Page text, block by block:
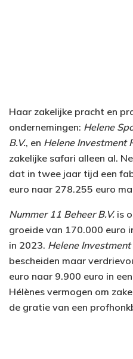
Haar zakelijke pracht en
ondernemingen: Helene
B.V., en Helene Investment
zakelijke safari alleen al.
dat in twee jaar tijd een
euro naar 278.255 euro
Nummer 11 Beheer B.V. is
groeide van 170.000 euro
in 2023. Helene Investment
bescheiden maar
euro naar 9.900 euro in
Hélènes vermogen om
de gratie van een